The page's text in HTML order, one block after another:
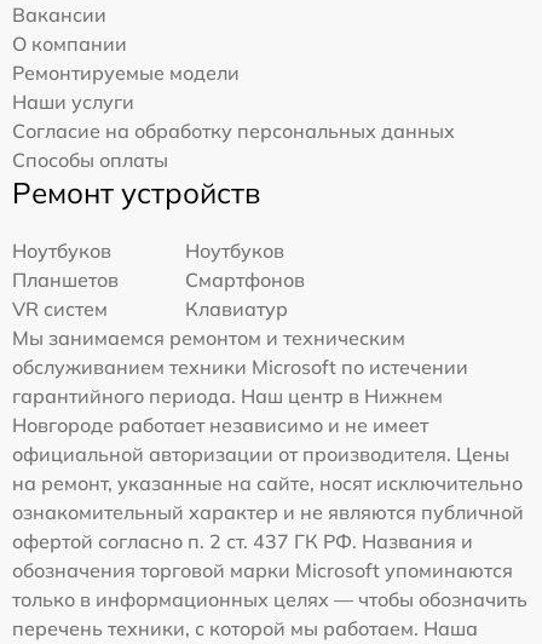
Вакансии
О компании
Ремонтируемые модели
Наши услуги
Согласие на обработку персональных данных
Способы оплаты
Ремонт устройств
Ноутбуков
Ноутбуков
Планшетов
Смартфонов
VR систем
Клавиатур
Мы занимаемся ремонтом и техническим
обслуживанием техники Microsoft по истечении
гарантийного периода. Наш центр в Нижнем
Новгороде работает независимо и не имеет
официальной авторизации от производителя. Цены
на ремонт, указанные на сайте, носят исключительно
ознакомительный характер и не являются публичной
офертой согласно п. 2 ст. 437 ГК РФ. Названия и
обозначения торговой марки Microsoft упоминаются
только в информационных целях — чтобы обозначить
перечень техники, с которой мы работаем. Наша